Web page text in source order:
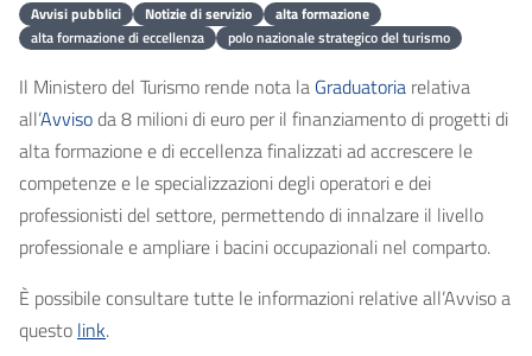
Avvisi pubblici Notizie di servizio
alta formazione
alta formazione di eccellenza
polo nazionale strategico del turismo
Il Ministero del Turismo rende nota la Graduatoria relativa
all’Avvisoda 8 milioni di euro per il finanziamento di progetti di
alta formazione e di eccellenza finalizzati ad accrescere le
competenze e le specializzazioni degli operatori e dei
professionisti del settore, permettendo di innalzare il livello
professionale e ampliare i bacini occupazionali nel comparto.
È possibile consultare tutte le informazioni relative all’Avviso a
questo link.